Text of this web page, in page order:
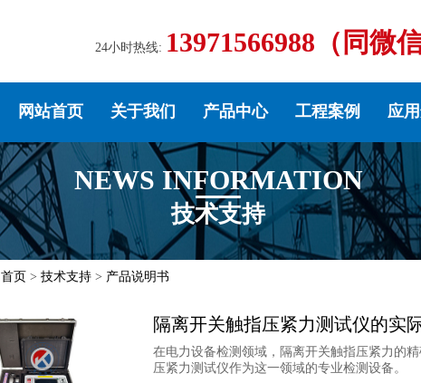
24小时热线: 13971566988（同微
网站首页 关于我们 产品中心 工程案例 应
NEWS INFORMATION
技术支持
首页 > 技术支持 > 产品说明书
隔离开关触指压紧力测试仪的实
在电力设备检测领域，隔离开关触指压紧力的
压紧力测试仪作为这一领域的专业检测设备。